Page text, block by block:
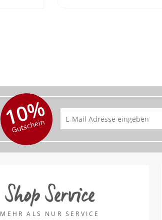
10%
Gutschein
Shop Service
MEHR ALS NUR SERVICE